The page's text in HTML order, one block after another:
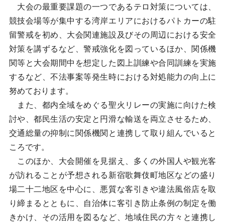
大会の最重要課題の一つであるテロ対策については、
競技会場等が集中する湾岸エリアにおけるパトカーの駐
留警戒を初め、大会関連施設及びその周辺における安全
対策を講ずるなど、警戒強化を図っているほか、関係機
関等と大会期間中を想定した図上訓練や合同訓練を実施
するなど、不法事案等発生時における対処能力の向上に
努めております。
また、都内全域をめぐる聖火リレーの実施に向けた検
討や、都民生活の安定と円滑な輸送を両立させるため、
交通総量の抑制に関係機関と連携して取り組んでいると
ころです。
このほか、大会開催を見据え、多くの外国人や観光客
が訪れることが予想される新宿歌舞伎町地区などの盛り
場二十二地区を中心に、悪質な客引きや違法風俗店を取
り締まるとともに、自治体に客引き防止条例の制定を働
きかけ、その活用を図るなど、地域住民の方々と連携し